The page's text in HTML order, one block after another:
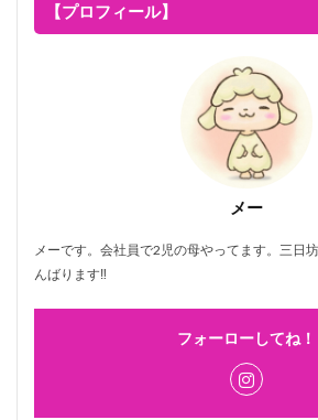
【プロフィール】
メー
メーです。会社員で2児の母やってます。三日
んばります‼
フォーローしてね！